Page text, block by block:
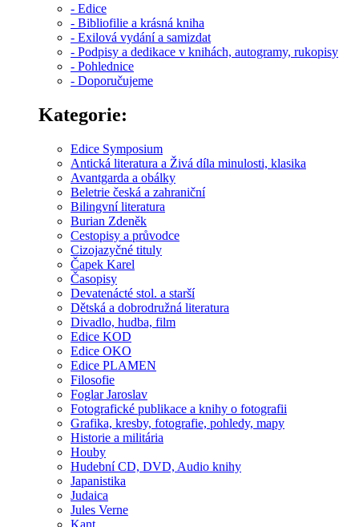
- Edice
- Bibliofilie a krásná kniha
- Exilová vydání a samizdat
- Podpisy a dedikace v knihách, autogramy, rukopisy
- Pohlednice
- Doporučujeme
Kategorie:
Edice Symposium
Antická literatura a Živá díla minulosti, klasika
Avantgarda a obálky
Beletrie česká a zahraniční
Bilingvní literatura
Burian Zdeněk
Cestopisy a průvodce
Cizojazyčné tituly
Čapek Karel
Časopisy
Devatenácté stol. a starší
Dětská a dobrodružná literatura
Divadlo, hudba, film
Edice KOD
Edice OKO
Edice PLAMEN
Filosofie
Foglar Jaroslav
Fotografické publikace a knihy o fotografii
Grafika, kresby, fotografie, pohledy, mapy
Historie a militária
Houby
Hudební CD, DVD, Audio knihy
Japanistika
Judaica
Jules Verne
Kant